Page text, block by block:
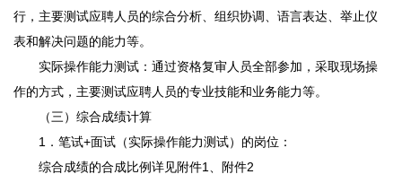
行，主要测试应聘人员的综合分析、组织协调、语言表达、举止仪
表和解决问题的能力等。
实际操作能力测试：通过资格复审人员全部参加，采取现场操
作的方式，主要测试应聘人员的专业技能和业务能力等。
（三）综合成绩计算
1．笔试+面试（实际操作能力测试）的岗位：
综合成绩的合成比例详见附件1、附件2